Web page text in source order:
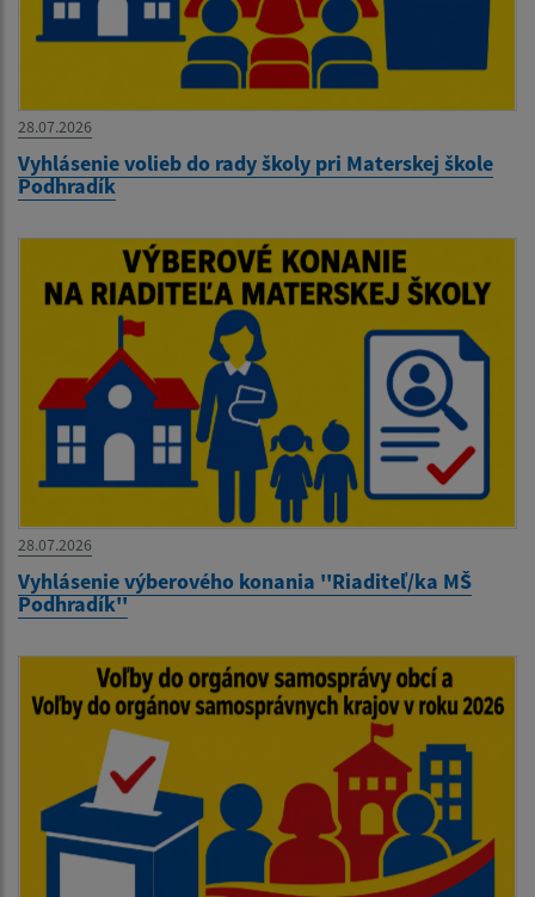
28.07.2026
Vyhlásenie volieb do rady školy pri Materskej škole
Podhradík
28.07.2026
Vyhlásenie výberového konania ''Riaditeľ/ka MŠ
Podhradík''